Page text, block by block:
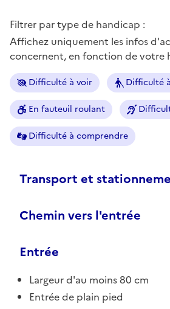
Filtrer par type de handicap :
Affichez uniquement les infos
concernent, en fonction de votre
Difficulté à voir Difficulté
En fauteuil roulant
Difficulté à comprendre
Transport et
Chemin vers l'entrée
Entrée
Largeur d'au moins 80 cm
Entrée de plain pied